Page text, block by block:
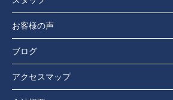
お客様の声
ブログ
アクセスマップ